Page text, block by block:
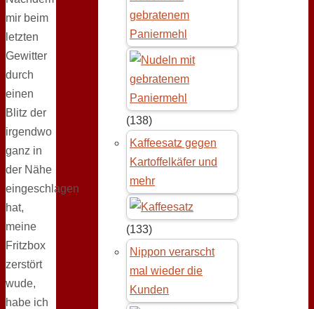
mir beim
letzten
Gewitter
durch
einen
Blitz der
irgendwo
ganz in
der Nähe
eingeschlagen
hat,
meine
Fritzbox
zerstört
wude,
habe ich
gebratenem
Paniermehl
(138)
Kaffeesatz gegen
Kartoffelkäfer und
mehr
(133)
Nippon verarscht
mal wieder die
Kunden